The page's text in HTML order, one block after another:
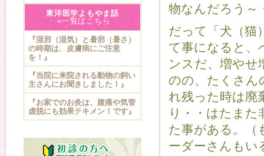
物なんだろう～
だって「犬（猫
て事になると、
ンスだ、増やせ
のの、たくさん
れ残った時は廃
り・・はたま
た事がある。（
ーダーさんもい
東洋医学よもやま話
»一覧はこちら
『湿邪（湿気）と暑邪（暑さ）
の時期は、皮膚病にご注意
を！』
『当院に来院される動物の飼い
主さんにお聞きしました！』
『お家でのお灸は、腹痛や気管
虚脱にも効果テキメン！です』